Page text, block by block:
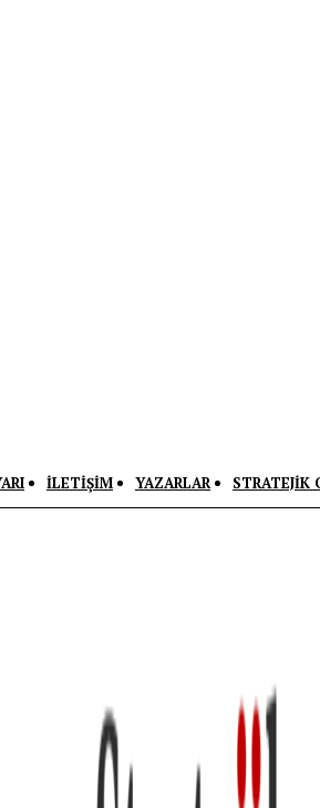
İLETIŞIM YAZARLAR STRATEJIK